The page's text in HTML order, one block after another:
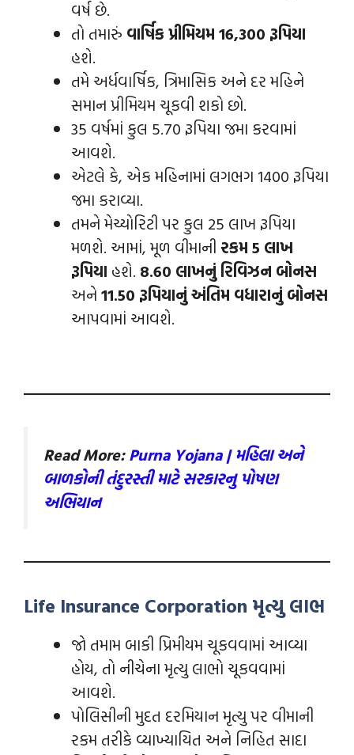
વર્ષ છે.
તો તમારું વાર્ષિક પ્રીમિયમ 16,300 રૂપિયા
હશે.
તમે અર્ધવાર્ષિક, ત્રિમાસિક અને દર મહિને
સમાન પ્રીમિયમ ચૂકવી શકો છો.
35 વર્ષમાં કુલ 5.70 રૂપિયા જમા કરવામાં
આવશે.
એટલે કે, એક મહિનામાં લગભગ 1400 રૂપિયા
જમા કરાવ્યા.
તમને મેચ્યોરિટી પર કુલ 25 લાખ રૂપિયા
મળશે. આમાં, મૂળ વીમાની રકમ 5 લાખ
રૂપિયા હશે. 8.60 લાખનું રિવિઝન બોનસ
અને 11.50 રૂપિયાનું અંતિમ વધારાનું બોનસ
આપવામાં આવશે.
Read More:Purna Yojana | મહિલા અને
બાળકોની તંદુરસ્તી માટે સરકારનુ પોષણ
અભિયાન
Life Insurance Corporation મૃત્યુ લાભ
જો તમામ બાકી પ્રિમીયમ ચૂકવવામાં આવ્યા
હોય, તો નીચેના મૃત્યુ લાભો ચૂકવવામાં
આવશે.
પોલિસીની મુદત દરમિયાન મૃત્યુ પર વીમાની
રકમ તરીકે વ્યાખ્યાયિત અને નિહિત સાદા